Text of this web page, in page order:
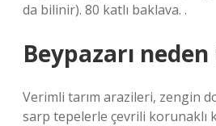
da bilinir). 80 katlı baklava. .
Beypazarı
Verimli tarım arazileri, zengin
sarp tepelerle çevrili korunaklı